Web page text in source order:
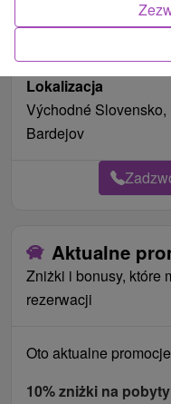
Lokalizacja
Východné
Bardejov
Aktualne
Zniżki i bonusy, które
rezerwacji
Oto aktualne
10% zniżki na